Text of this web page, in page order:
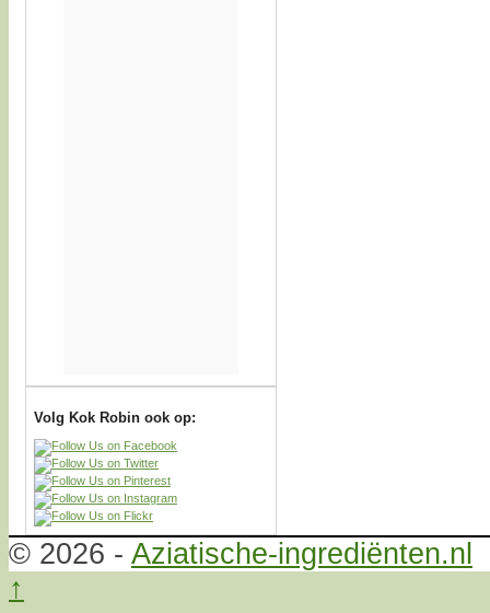
Volg Kok Robin ook op:
© 2026 - Aziatische-ingrediënten.nl
↑